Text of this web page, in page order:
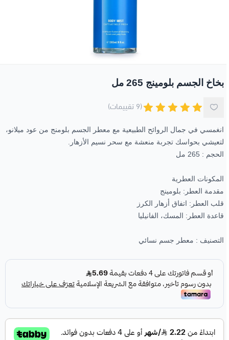
الزيوت الطبيعية
بخاخ الجسم بلومينج 265 مل
(9 تقييمات)
انغمسي في جمال الروائح الطبيعية مع معطر الجسم بلومنج من عود ميلانو،
لتعيشي بحواسك تجربة منعشة مع سحر نسيم الأزهار.
الحجم : 265 مل
المكونات العطرية
مقدمة العطر: بلومينج
قلب العطر: اتفاق أزهار الكرز
قاعدة العطر: المسك، الفانيليا
التصنيف : معطر جسم نسائي